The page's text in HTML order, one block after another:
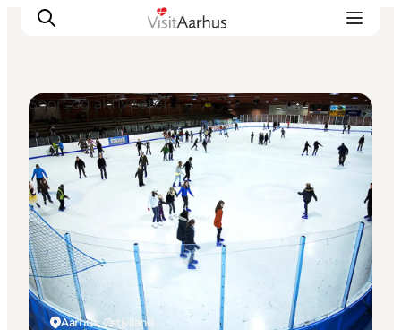
Oplevelser
Kalender
Byer og steder
Planlæg ferien
Transport
Aarhus, Østjylland
Sport og aktiviteter